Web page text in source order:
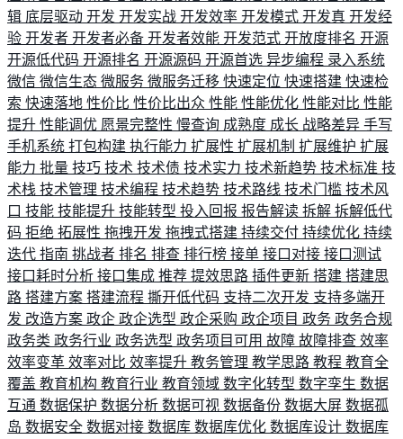
辑 底层驱动 开发 开发实战 开发效率 开发模式 开发真 开发经
验 开发者 开发者必备 开发者效能 开发范式 开放度排名 开源
开源低代码 开源排名 开源源码 开源首选 异步编程 录入系统
微信 微信生态 微服务 微服务迁移 快速定位 快速搭建 快速检
索 快速落地 性价比 性价比出众 性能 性能优化 性能对比 性能
提升 性能调优 愿景完整性 慢查询 成熟度 成长 战略差异 手写
手机系统 打包构建 执行能力 扩展性 扩展机制 扩展维护 扩展
能力 批量 技巧 技术 技术债 技术实力 技术新趋势 技术标准 技
术栈 技术管理 技术编程 技术趋势 技术路线 技术门槛 技术风
口 技能 技能提升 技能转型 投入回报 报告解读 拆解 拆解低代
码 拒绝 拓展性 拖拽开发 拖拽式搭建 持续交付 持续优化 持续
迭代 指南 挑战者 排名 排查 排行榜 接单 接口对接 接口测试
接口耗时分析 接口集成 推荐 提效思路 插件更新 搭建 搭建思
路 搭建方案 搭建流程 撕开低代码 支持二次开发 支持多端开
发 改造方案 政企 政企选型 政企采购 政企项目 政务 政务合规
政务类 政务行业 政务选型 政务项目可用 故障 故障排查 效率
效率变革 效率对比 效率提升 教务管理 教学思路 教程 教育全
覆盖 教育机构 教育行业 教育领域 数字化转型 数字孪生 数据
互通 数据保护 数据分析 数据可视 数据备份 数据大屏 数据孤
岛 数据安全 数据对接 数据库 数据库优化 数据库设计 数据库